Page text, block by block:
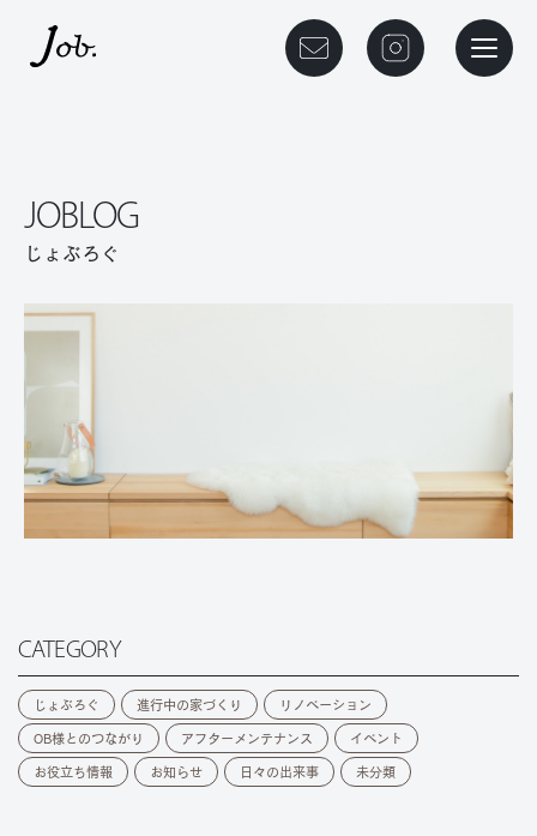
ご相談予約 instagram メニュ
JOBLOG
じょぶろぐ
CATEGORY
じょぶろぐ 進行中の家づくり リノベーション
OB様とのつながり アフターメンテナンス イベント
お役立ち情報 お知らせ 日々の出来事 未分類